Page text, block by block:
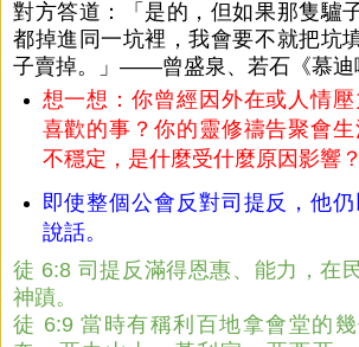
對方答道：「是的，但如果那隻驢
都掉進同一坑裡，我會要不就把坑
子賣掉。」——曾盛泉、若石《慕迪
想一想：你曾經因外在或人情
喜歡的事？你的靈修禱告聚會
不穩定，是什麼受什麼原因影響？
即使整個公會反對司提反，他
說話。
徒 6:8 司提反滿得恩惠、能力，在
神蹟。
徒 6:9 當時有稱利百地拿會堂的